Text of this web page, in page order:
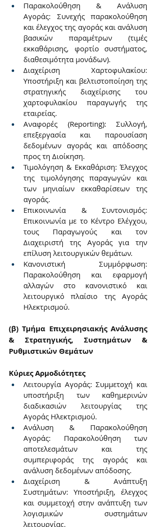
Παρακολούθηση & Ανάλυση
Αγοράς: Συνεχής παρακολούθηση
και έλεγχος της αγοράς και ανάλυση
βασικών παραμέτρων (τιμές
εκκαθάρισης, φορτίο συστήματος,
διαθεσιμότητα μονάδων).
Διαχείριση Χαρτοφυλακίου:
Υποστήριξη και βελτιστοποίηση της
στρατηγικής διαχείρισης του
χαρτοφυλακίου παραγωγής της
εταιρείας.
Αναφορές (Reporting): Συλλογή,
επεξεργασία και παρουσίαση
δεδομένων αγοράς και απόδοσης
προς τη Διοίκηση.
Τιμολόγηση & Εκκαθάριση: Έλεγχος
της τιμολόγησης παραγωγών και
των μηνιαίων εκκαθαρίσεων της
αγοράς.
Επικοινωνία & Συντονισμός:
Eπικοινωνία με το Κέντρο Ελέγχου,
τους Παραγωγούς και τον
Διαχειριστή της Αγοράς για την
επίλυση λειτουργικών θεμάτων.
Κανονιστική Συμμόρφωση:
Παρακολούθηση και εφαρμογή
αλλαγών στο κανονιστικό και
λειτουργικό πλαίσιο της Αγοράς
Ηλεκτρισμού.
(β) Τμήμα Επιχειρησιακής Ανάλυσης
& Στρατηγικής, Συστημάτων &
Ρυθμιστικών Θεμάτων
Κύριες Αρμοδιότητες
Λειτουργία Αγοράς: Συμμετοχή και
υποστήριξη των καθημερινών
διαδικασιών λειτουργίας της
Αγοράς Ηλεκτρισμού.
Ανάλυση & Παρακολούθηση
Αγοράς: Παρακολούθηση των
αποτελεσμάτων και της
συμπεριφοράς της αγοράς και
ανάλυση δεδομένων απόδοσης.
Διαχείριση & Ανάπτυξη
Συστημάτων: Υποστήριξη, έλεγχος
και συμμετοχή στην ανάπτυξη των
λογισμικών συστημάτων
λειτουργίας.